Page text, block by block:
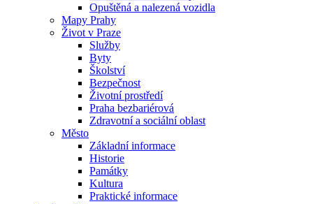
Opuštěná a nalezená vozidla
Mapy Prahy
Život v Praze
Služby
Byty
Školství
Bezpečnost
Životní prostředí
Praha bezbariérová
Zdravotní a sociální oblast
Město
Základní informace
Historie
Památky
Kultura
Praktické informace